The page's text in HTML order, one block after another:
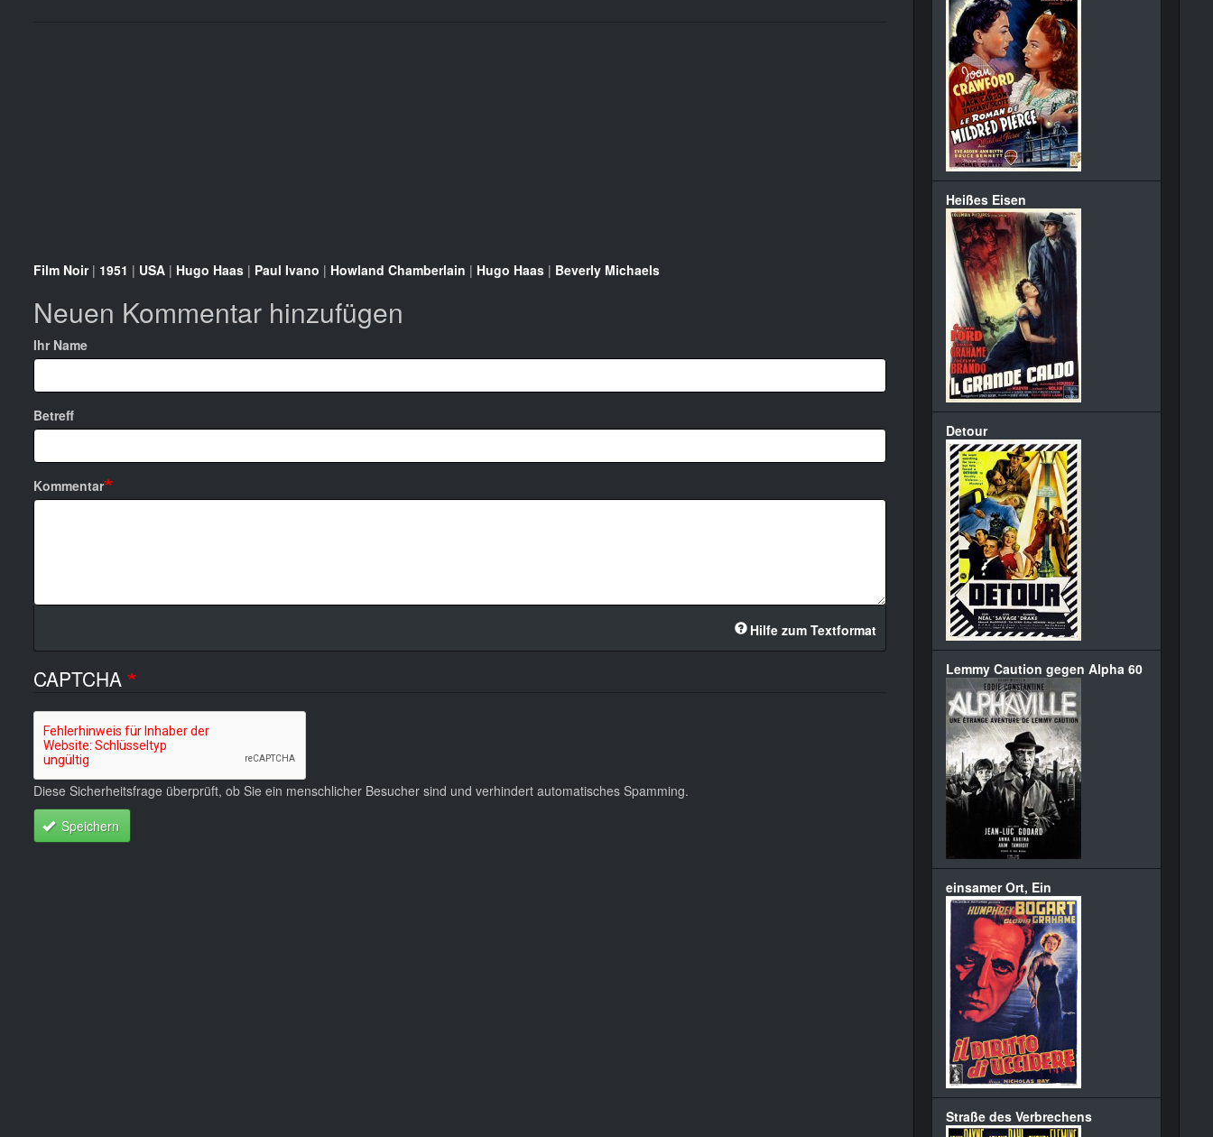
Film Noir| 1951 | USA | Hugo Haas | Paul Ivano | Howland Chamberlain | Hugo Haas | Beverly Michaels
Neuen Kommentar hinzufügen
Ihr Name
Betreff
Kommentar
Hilfe zum Textformat
CAPTCHA
Diese Sicherheitsfrage überprüft, ob Sie ein menschlicher Besucher sind und verhindert automatisches Spamming.
Speichern
Heißes Eisen
Detour
Lemmy Caution gegen Alpha 60
einsamer Ort, Ein
Straße des Verbrechens